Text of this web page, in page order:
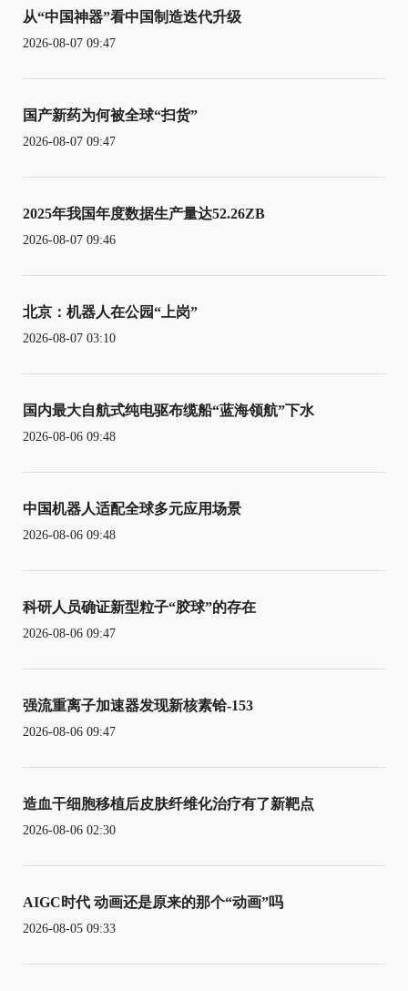
从“中国神器”看中国制造迭代升级
2026-08-07 09:47
国产新药为何被全球“扫货”
2026-08-07 09:47
2025年我国年度数据生产量达52.26ZB
2026-08-07 09:46
北京：机器人在公园“上岗”
2026-08-07 03:10
国内最大自航式纯电驱布缆船“蓝海领航”下水
2026-08-06 09:48
中国机器人适配全球多元应用场景
2026-08-06 09:48
科研人员确证新型粒子“胶球”的存在
2026-08-06 09:47
强流重离子加速器发现新核素铪-153
2026-08-06 09:47
造血干细胞移植后皮肤纤维化治疗有了新靶点
2026-08-06 02:30
AIGC时代 动画还是原来的那个“动画”吗
2026-08-05 09:33